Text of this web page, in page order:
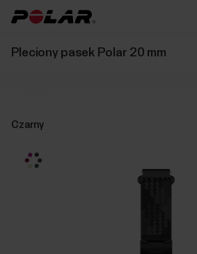
Pleciony pasek Polar 20 mm
Czarny